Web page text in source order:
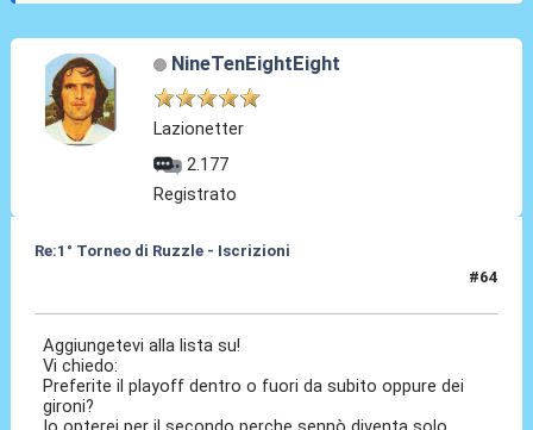
NineTenEightEight
Lazionetter
2.177
Registrato
Re:1° Torneo di Ruzzle - Iscrizioni
#64
Aggiungetevi alla lista su!
Vi chiedo:
Preferite il playoff dentro o fuori da subito oppure dei
gironi?